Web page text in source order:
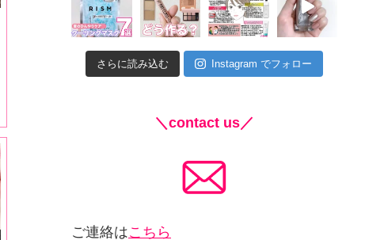
さらに読み込む Instagram でフォロー
＼contact us／
ご連絡はこちら